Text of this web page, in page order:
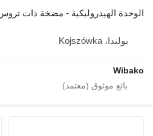
الوحدة الهيدروليكية - مضخة ذات
بولندا، Kojszówka
Wibako